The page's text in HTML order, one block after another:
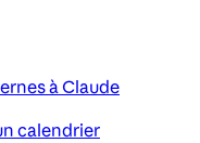
à Claude
calendrier